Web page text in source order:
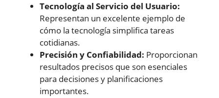
Tecnología al Servicio del Usuario:
Representan un excelente ejemplo de
cómo la tecnología simplifica tareas
cotidianas.
Precisión y Confiabilidad: Proporcionan
resultados precisos que son esenciales
para decisiones y planificaciones
importantes.